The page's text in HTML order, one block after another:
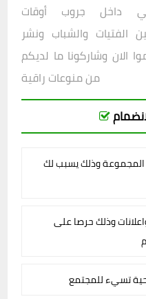
داخل جروب أوقات
الفتيات والشباب ونشر
الان وشاركونا ما لديكم
وذلك يسبب لك
وذلك حرصا على